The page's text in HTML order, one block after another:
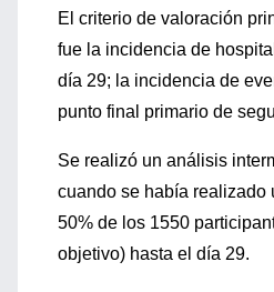
El criterio de valoración
fue la incidencia de
día 29; la incidencia de
punto final primario de
Se realizó un análisis
cuando se había realizado
50% de los 1550
objetivo) hasta el día 29.